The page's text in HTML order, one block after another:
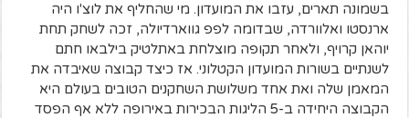
בשמונה תארים, עזבו את המועדון. מי שהחליף את לוצ'ו היה
ארנסטו ואלוורדה, שבדומה לפפ גווארדיולה, זכה לשחק תחת
יוהאן קרויף, ולאחר תקופה מוצלחת באתלטיק בילבאו חתם
לשנתיים בשורות המועדון הקטלוני. אז כיצד קבוצה שאיבדה את
המאמן שלה ואת אחד משלושת השחקנים הטובים בעולם היא
הקבוצה היחידה ב-5 הליגות הבכירות באירופה ללא אף הפסד